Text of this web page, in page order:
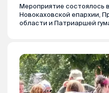
Мероприятие состоялось
Новокаховской епархии,
области и Патриаршей